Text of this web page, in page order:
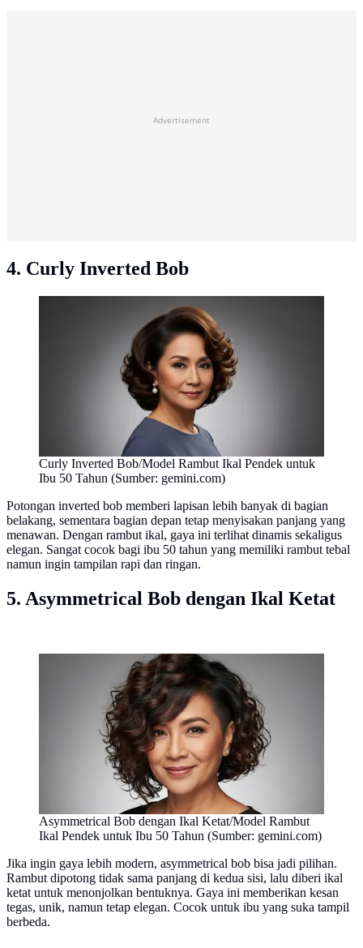
Advertisement
4. Curly Inverted Bob
Curly Inverted Bob/Model Rambut Ikal Pendek untuk
Ibu 50 Tahun (Sumber: gemini.com)
Potongan inverted bob memberi lapisan lebih banyak di bagian
belakang, sementara bagian depan tetap menyisakan panjang yang
menawan. Dengan rambut ikal, gaya ini terlihat dinamis sekaligus
elegan. Sangat cocok bagi ibu 50 tahun yang memiliki rambut tebal
namun ingin tampilan rapi dan ringan.
5. Asymmetrical Bob dengan Ikal Ketat
Asymmetrical Bob dengan Ikal Ketat/Model Rambut
Ikal Pendek untuk Ibu 50 Tahun (Sumber: gemini.com)
Jika ingin gaya lebih modern, asymmetrical bob bisa jadi pilihan.
Rambut dipotong tidak sama panjang di kedua sisi, lalu diberi ikal
ketat untuk menonjolkan bentuknya. Gaya ini memberikan kesan
tegas, unik, namun tetap elegan. Cocok untuk ibu yang suka tampil
berbeda.